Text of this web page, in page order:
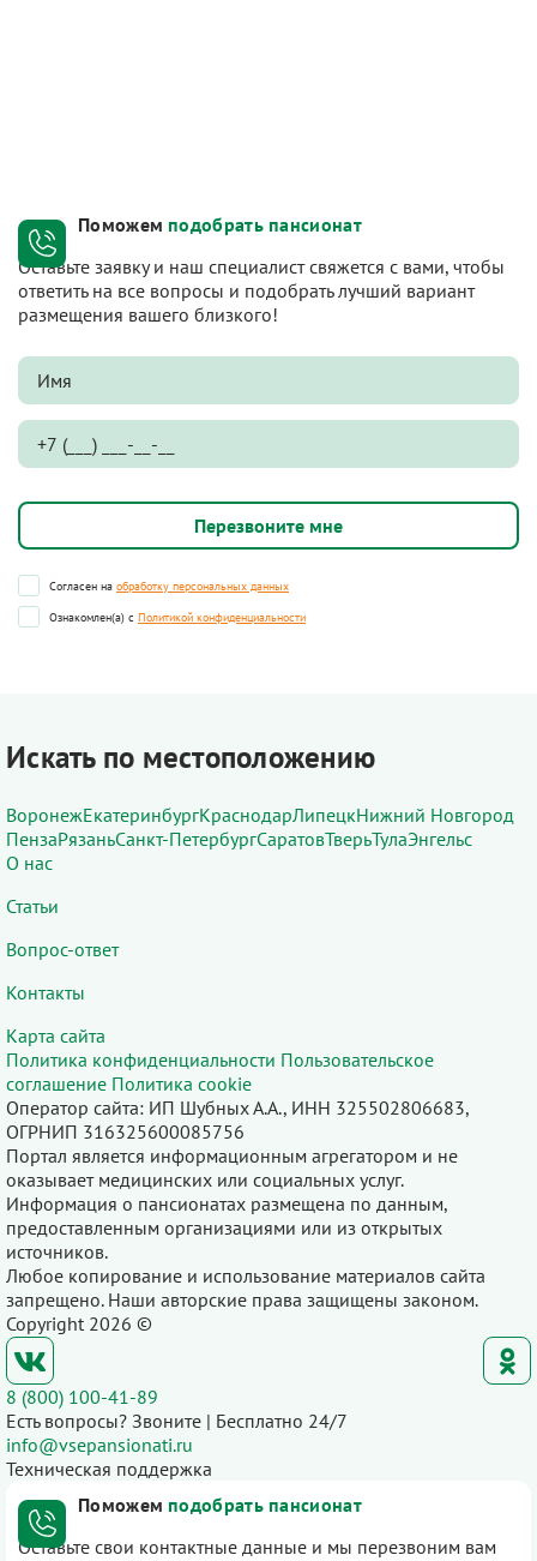
Поможем подобрать пансионат
Оставьте заявку и наш специалист свяжется с вами, чтобы
ответить на все вопросы и подобрать лучший вариант
размещения вашего близкого!
Согласен на обработку персональных данных
Ознакомлен(а) с Политикой конфиденциальности
Искать по местоположению
ВоронежЕкатеринбургКраснодарЛипецкНижний Новгород
ПензаРязаньСанкт-ПетербургСаратовТверьТулаЭнгельс
О нас
Статьи
Вопрос-ответ
Контакты
Карта сайта
Политика конфиденциальности Пользовательское
соглашение Политика cookie
Оператор сайта: ИП Шубных А.А., ИНН 325502806683,
ОГРНИП 316325600085756
Портал является информационным агрегатором и не
оказывает медицинских или социальных услуг.
Информация о пансионатах размещена по данным,
предоставленным организациями или из открытых
источников.
Любое копирование и использование материалов сайта
запрещено. Наши авторские права защищены законом.
Copyright 2026 ©
8 (800) 100-41-89
Есть вопросы? Звоните | Бесплатно 24/7
info@vsepansionati.ru
Техническая поддержка
Поможем подобрать пансионат
Оставьте свои контактные данные и мы перезвоним вам